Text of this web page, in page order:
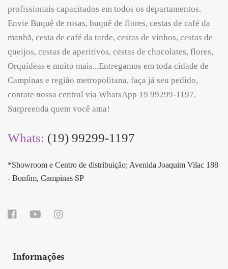
profissionais capacitados em todos os departamentos.
Envie Buquê de rosas, buquê de flores, cestas de café da
manhã, cesta de café da tarde, cestas de vinhos, cestas de
queijos, cestas de aperitivos, cestas de chocolates, flores,
Orquídeas e muito mais...Entregamos em toda cidade de
Campinas e região metropolitana, faça já seu pedido,
contate nossa central via WhatsApp 19 99299-1197.
Surpreenda quem você ama!
Whats: (19) 99299-1197
*Showroom e Centro de distribuição; Avenida Joaquim Vilac 188
- Bonfim, Campinas SP
Informações